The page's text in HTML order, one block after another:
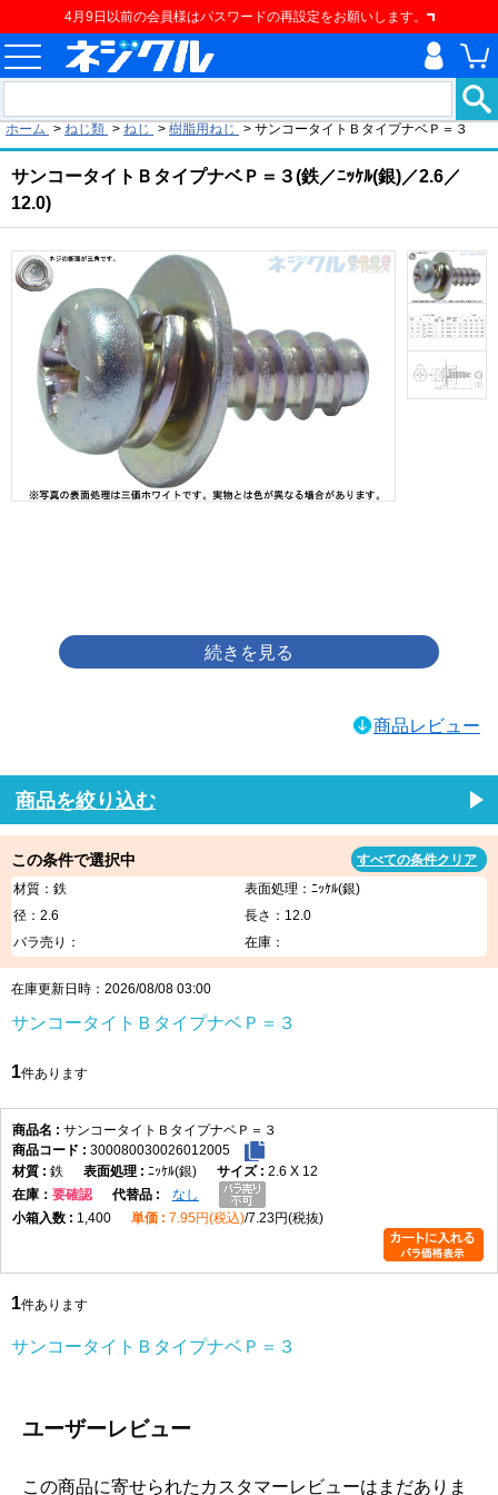
4月9日以前の会員様はパスワードの再設定をお願いします。
ホーム > ねじ類 > ねじ > 樹脂用ねじ > サンコータイトＢタイプナベＰ＝３
サンコータイトＢタイプナベＰ＝３(鉄／ﾆｯｹﾙ(銀)／2.6／
12.0)
商品レビュー
商品を絞り込む
この条件で選択中
すべての条件クリア
材質：鉄
表面処理：ﾆｯｹﾙ(銀)
径：2.6
長さ：12.0
バラ売り：
在庫：
在庫更新日時：2026/08/08 03:00
サンコータイトＢタイプナベＰ＝３
1件あります
サンコータイトＢタイプナベＰ＝３
300080030026012005
鉄
ﾆｯｹﾙ(銀)
2.6 X 12
在庫
要確認
なし
1,400
7.95円(税込) 7.23円(税抜)
1件あります
サンコータイトＢタイプナベＰ＝３
ユーザーレビュー
この商品に寄せられたカスタマーレビューはまだありま